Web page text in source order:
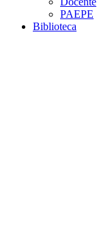
PAEPE
Biblioteca